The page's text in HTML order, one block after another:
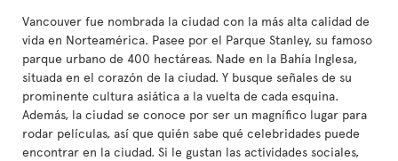
Vancouver fue nombrada la ciudad con la más alta calidad de
vida en Norteamérica. Pasee por el Parque Stanley, su famoso
parque urbano de 400 hectáreas. Nade en la Bahía Inglesa,
situada en el corazón de la ciudad. Y busque señales de su
prominente cultura asiática a la vuelta de cada esquina.
Además, la ciudad se conoce por ser un magnífico lugar para
rodar películas, así que quién sabe qué celebridades puede
encontrar en la ciudad. Si le gustan las actividades sociales,